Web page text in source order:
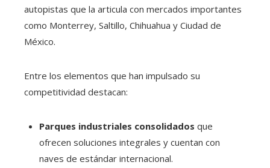
autopistas que la articula con mercados importantes
como Monterrey, Saltillo, Chihuahua y Ciudad de
México.
Entre los elementos que han impulsado su
competitividad destacan:
Parques industriales consolidados que
ofrecen soluciones integrales y cuentan con
naves de estándar internacional.